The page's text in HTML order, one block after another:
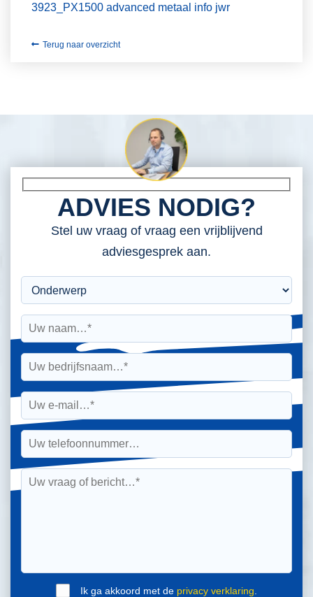
3923_PX1500 advanced metaal info jwr
Terug naar overzicht
ADVIES NODIG?
Stel uw vraag of vraag een vrijblijvend
adviesgesprek aan.
Ik ga akkoord met de privacy verklaring